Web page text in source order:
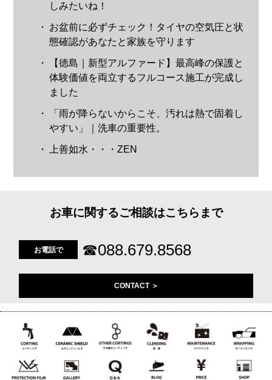
しみたいね！
・ お盆前に必ずチェック！タイヤの空気圧と状
態確認があなたと家族を守ります
・
【徳島｜新型アルファード】最高峰の保護と
体験価値を両立するフルコース施工が完成し
ました
・
「雨が降らないからこそ、汚れは熱で固着し
やすい」｜洗車の重要性。
・ 上善如水・・・ZEN
お車に関するご相談はこちらまで
お電話で ☎088.679.8568
CONTACT ＞